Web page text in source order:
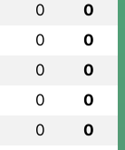
0 0
0 0
0 0
0 0
0 0